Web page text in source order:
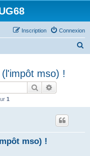
Connexion
Inscription
mso) !
Rechercher
1
mso) !